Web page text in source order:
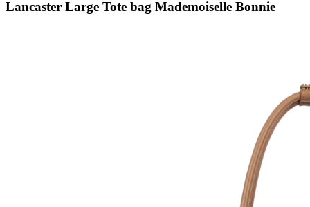
Lancaster Large Tote bag Mademoiselle Bonnie